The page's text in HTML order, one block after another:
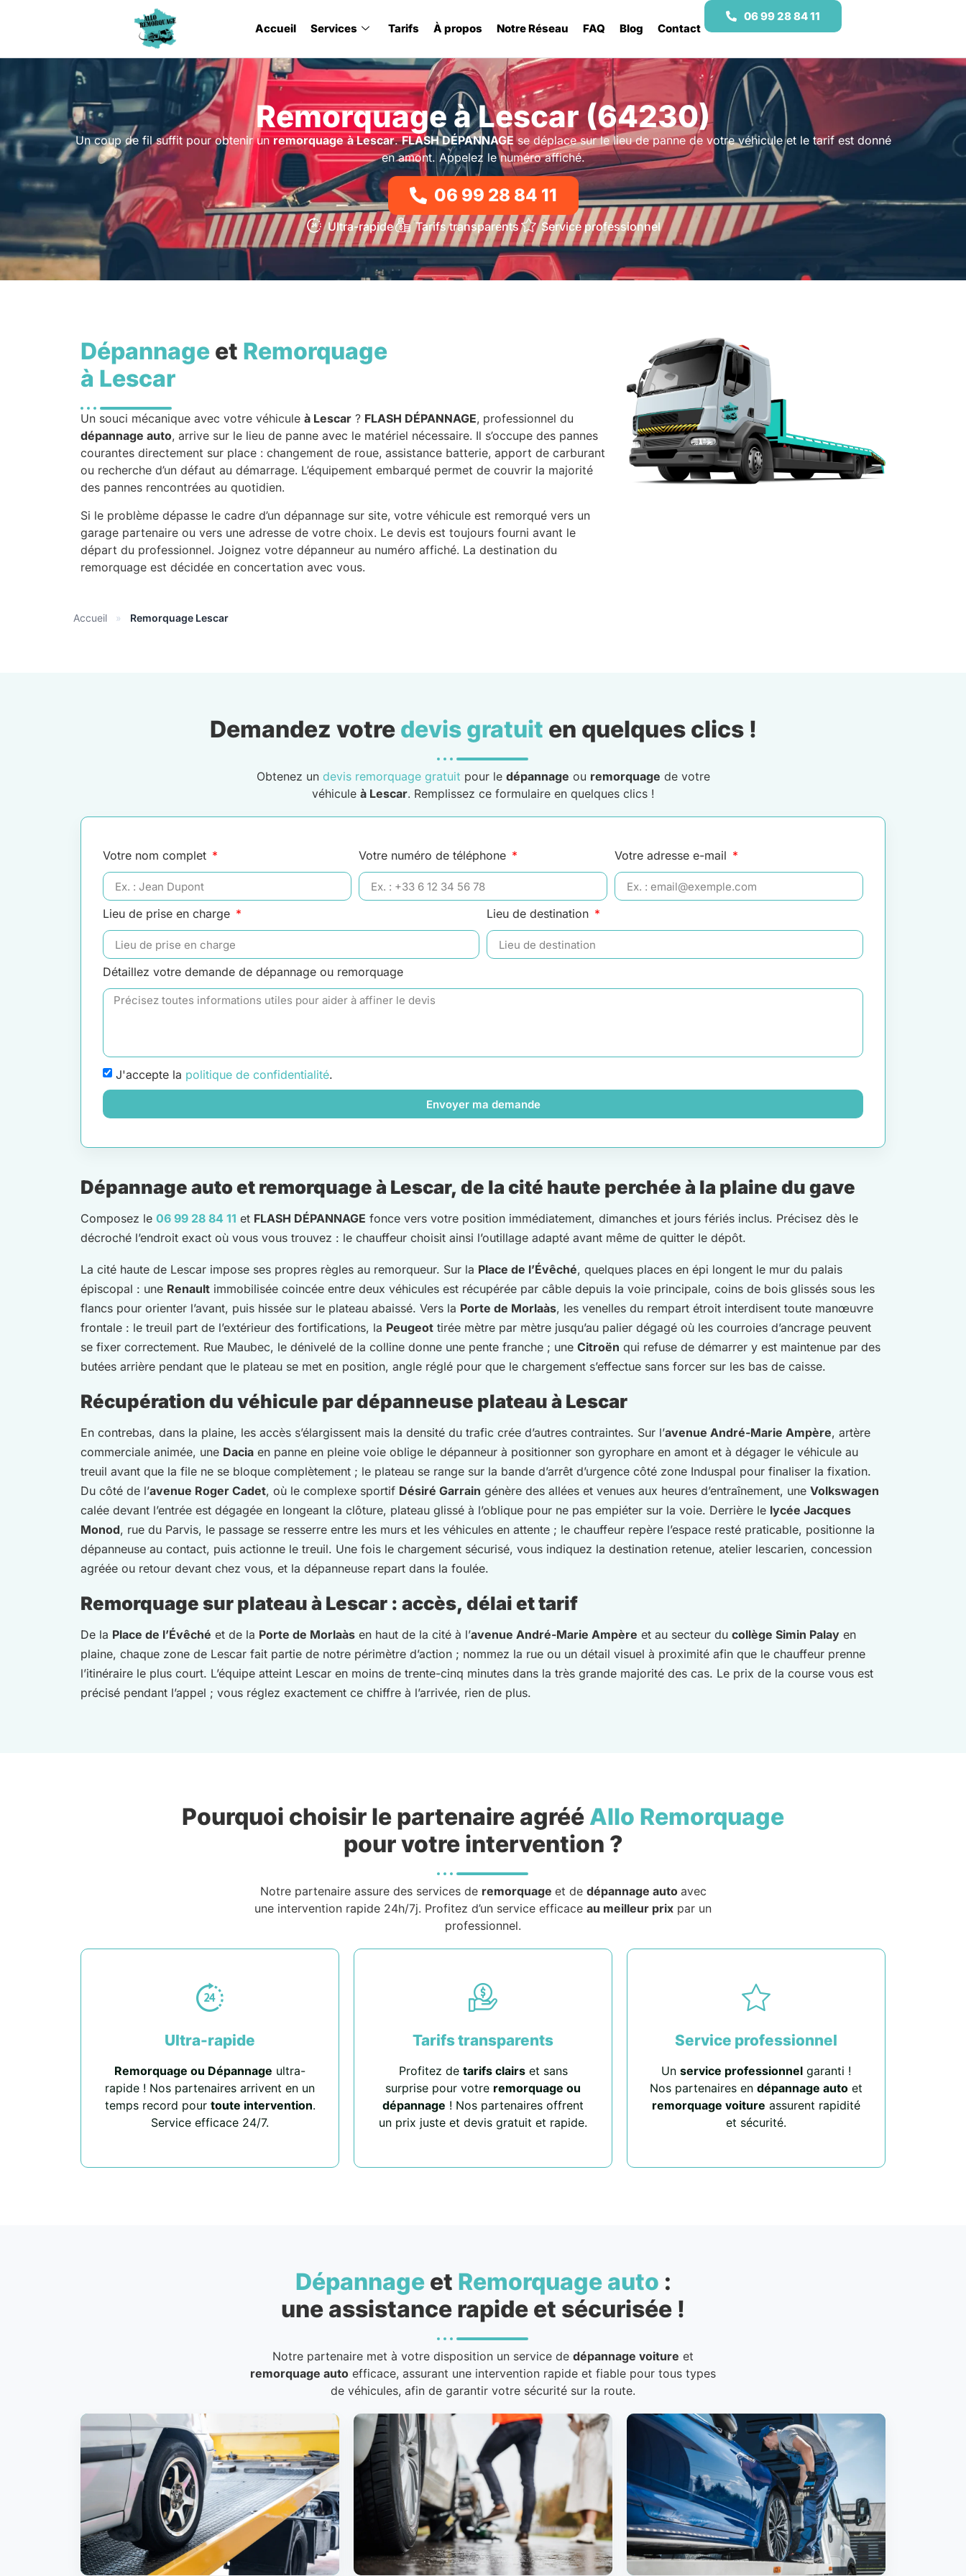
Accueil Services Tarifs À propos Notre Réseau FAQ Blog Contact
06 99 28 84 11
Remorquage à Lescar (64230)
Un coup de fil suffit pour obtenir unremorquage à Lescar.FLASH DÉPANNAGE se déplace sur le lieu de panne de votre véhicule et le tarif est donné
en amont. Appelez le numéro affiché.
06 99 28 84 11
Ultra-rapide Tarifs transparents Service professionnel
Dépannage et Remorquage
à Lescar
Un souci mécanique avec votre véhicule à Lescar ? FLASH DÉPANNAGE, professionnel du
dépannage auto, arrive sur le lieu de panne avec le matériel nécessaire. Il s’occupe des pannes
courantes directement sur place : changement de roue, assistance batterie, apport de carburant
ou recherche d’un défaut au démarrage. L’équipement embarqué permet de couvrir la majorité
des pannes rencontrées au quotidien.
Si le problème dépasse le cadre d’un dépannage sur site, votre véhicule est remorqué vers un
garage partenaire ou vers une adresse de votre choix. Le devis est toujours fourni avant le
départ du professionnel. Joignez votre dépanneur au numéro affiché. La destination du
remorquage est décidée en concertation avec vous.
Accueil » Remorquage Lescar
Demandez votre devis gratuit en quelques clics !
Obtenez un devis remorquage gratuit pour le dépannage ou remorquage de votre
véhicule à Lescar. Remplissez ce formulaire en quelques clics !
Votre nom complet Votre numéro de téléphone Votre adresse e-mail
Lieu de prise en charge Lieu de destination
Détaillez votre demande de dépannage ou remorquage
J'accepte la politique de confidentialité.
Envoyer ma demande
Dépannage auto et remorquage à Lescar, de la cité haute perchée à la plaine du gave
Composez le 06 99 28 84 11 et FLASH DÉPANNAGE fonce vers votre position immédiatement, dimanches et jours fériés inclus. Précisez dès le
décroché l’endroit exact où vous vous trouvez : le chauffeur choisit ainsi l’outillage adapté avant même de quitter le dépôt.
La cité haute de Lescar impose ses propres règles au remorqueur. Sur la Place de l’Évêché, quelques places en épi longent le mur du palais
épiscopal : une Renault immobilisée coincée entre deux véhicules est récupérée par câble depuis la voie principale, coins de bois glissés sous les
flancs pour orienter l’avant, puis hissée sur le plateau abaissé. Vers la Porte de Morlaàs, les venelles du rempart étroit interdisent toute manœuvre
frontale : le treuil part de l’extérieur des fortifications, la Peugeot tirée mètre par mètre jusqu’au palier dégagé où les courroies d’ancrage peuvent
se fixer correctement. Rue Maubec, le dénivelé de la colline donne une pente franche ; une Citroën qui refuse de démarrer y est maintenue par des
butées arrière pendant que le plateau se met en position, angle réglé pour que le chargement s’effectue sans forcer sur les bas de caisse.
Récupération du véhicule par dépanneuse plateau à Lescar
En contrebas, dans la plaine, les accès s’élargissent mais la densité du trafic crée d’autres contraintes. Sur l’avenue André-Marie Ampère, artère
commerciale animée, une Dacia en panne en pleine voie oblige le dépanneur à positionner son gyrophare en amont et à dégager le véhicule au
treuil avant que la file ne se bloque complètement ; le plateau se range sur la bande d’arrêt d’urgence côté zone Induspal pour finaliser la fixation.
Du côté de l’avenue Roger Cadet, où le complexe sportif Désiré Garrain génère des allées et venues aux heures d’entraînement, une Volkswagen
calée devant l’entrée est dégagée en longeant la clôture, plateau glissé à l’oblique pour ne pas empiéter sur la voie. Derrière le lycée Jacques
Monod, rue du Parvis, le passage se resserre entre les murs et les véhicules en attente ; le chauffeur repère l’espace resté praticable, positionne la
dépanneuse au contact, puis actionne le treuil. Une fois le chargement sécurisé, vous indiquez la destination retenue, atelier lescarien, concession
agréée ou retour devant chez vous, et la dépanneuse repart dans la foulée.
Remorquage sur plateau à Lescar : accès, délai et tarif
De la Place de l’Évêché et de la Porte de Morlaàs en haut de la cité à l’avenue André-Marie Ampère et au secteur du collège Simin Palay en
plaine, chaque zone de Lescar fait partie de notre périmètre d’action ; nommez la rue ou un détail visuel à proximité afin que le chauffeur prenne
l’itinéraire le plus court. L’équipe atteint Lescar en moins de trente-cinq minutes dans la très grande majorité des cas. Le prix de la course vous est
précisé pendant l’appel ; vous réglez exactement ce chiffre à l’arrivée, rien de plus.
Pourquoi choisir le partenaire agréé Allo Remorquage
pour votre intervention ?
Notre partenaire assure des services de remorquage et de dépannage auto avec
une intervention rapide 24h/7j. Profitez d’un service efficace au meilleur prix par un
professionnel.
Ultra-rapide
Remorquage ou Dépannage ultra-
rapide ! Nos partenaires arrivent en un
temps record pour toute intervention.
Service efficace 24/7.
Tarifs transparents
Profitez de tarifs clairset sans
surprise pour votre remorquage ou
dépannage ! Nos partenaires offrent
un prix juste et devis gratuit et rapide.
Service professionnel
Un service professionnel garanti !
Nos partenaires en dépannage auto et
remorquage voiture assurent rapidité
et sécurité.
Dépannageet Remorquage auto :
une assistance rapide et sécurisée !
Notre partenaire met à votre disposition un service de dépannage voiture et
remorquage auto efficace, assurant une intervention rapide et fiable pour tous types
de véhicules, afin de garantir votre sécurité sur la route.